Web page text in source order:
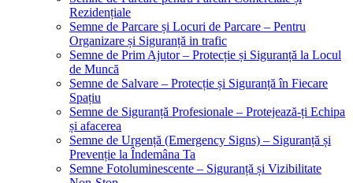
Rezidențiale
Semne de Parcare și Locuri de Parcare – Pentru
Organizare și Siguranță in trafic
Semne de Prim Ajutor – Protecție și Siguranță la Locul
de Muncă
Semne de Salvare – Protecție și Siguranță în Fiecare
Spațiu
Semne de Siguranță Profesionale – Protejează-ți Echipa
și afacerea
Semne de Urgență (Emergency Signs) – Siguranță și
Prevenție la Îndemâna Ta
Semne Fotoluminescente – Siguranță și Vizibilitate